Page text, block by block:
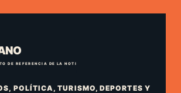
POLÍTICA, TURISMO, DEPORTES Y